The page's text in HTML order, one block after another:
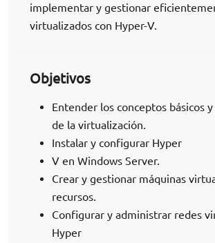
implementar y gestionar
virtualizados con Hyper-V.
Objetivos
Entender los conceptos básicos
de la virtualización.
Instalar y configurar Hyper
V en Windows Server.
Crear y gestionar máquinas
recursos.
Configurar y administrar redes
Hyper